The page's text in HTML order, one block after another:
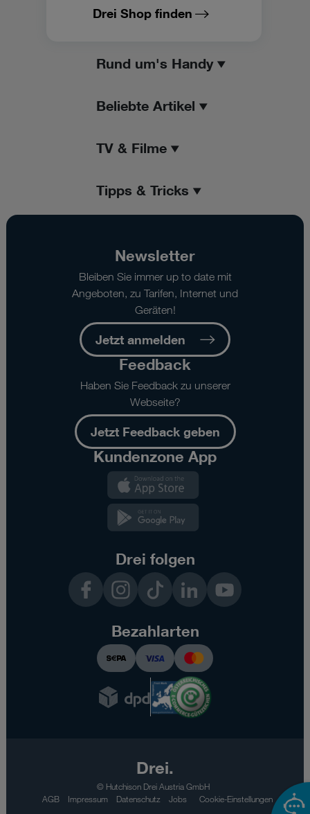
Drei Shop finden
Rund um's Handy
Beliebte Artikel
TV & Filme
Tipps & Tricks
Newsletter
Bleiben Sie immer up to date mit
Angeboten, zu Tarifen, Internet und
Geräten!
Jetzt anmelden
Feedback
Haben Sie Feedback zu unserer
Webseite?
Jetzt Feedback geben
Kundenzone App
Drei folgen
InstagramTikTok LinkedInYouTube
Bezahlarten
Drei.
© Hutchison Drei Austria GmbH
AGB
Impressum Datenschutz Jobs Cookie-Einstellungen